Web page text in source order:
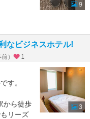
座が冷
9
なビジネスホテル!
） 1
す。
から徒歩
リーズ
3